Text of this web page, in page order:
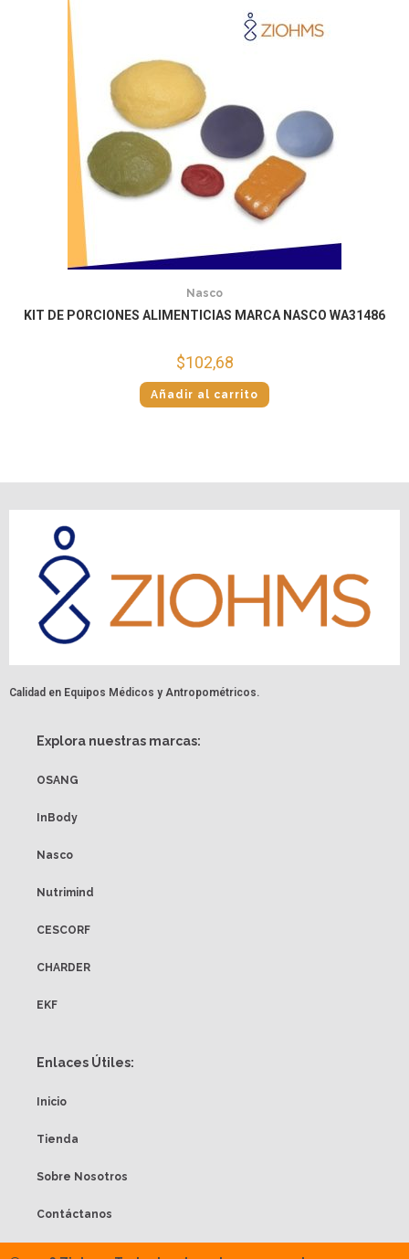
Nasco
KIT DE PORCIONES ALIMENTICIAS MARCA NASCO WA31486
$102,68
Añadir al carrito
Calidad en Equipos Médicos y Antropométricos.
Explora nuestras marcas:
OSANG
InBody
Nasco
Nutrimind
CESCORF
CHARDER
EKF
Enlaces Útiles:
Inicio
Tienda
Sobre Nosotros
Contáctanos